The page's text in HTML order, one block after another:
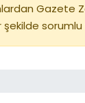
Gazete
şekilde